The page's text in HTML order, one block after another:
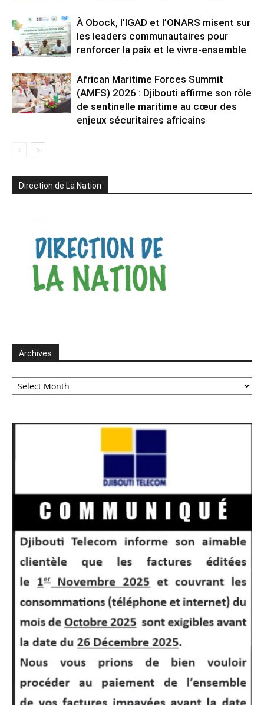
À Obock, l’IGAD et l’ONARS misent sur
les leaders communautaires pour
renforcer la paix et le vivre-ensemble
African Maritime Forces Summit
(AMFS) 2026 : Djibouti affirme son rôle
de sentinelle maritime au cœur des
enjeux sécuritaires africains
Direction de La Nation
Archives
Archives